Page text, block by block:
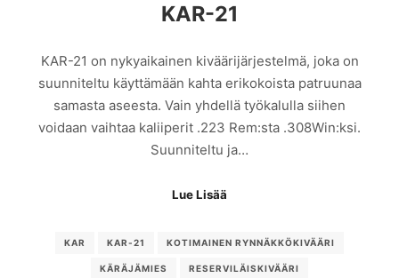
KAR-21
KAR-21 on nykyaikainen kiväärijärjestelmä, joka on
suunniteltu käyttämään kahta erikokoista patruunaa
samasta aseesta. Vain yhdellä työkalulla siihen
voidaan vaihtaa kaliiperit .223 Rem:sta .308Win:ksi.
Suunniteltu ja…
Lue Lisää
KAR KAR-21 KOTIMAINEN RYNNÄKKÖKIVÄÄRI
KÄRÄJÄMIES RESERVILÄISKIVÄÄRI